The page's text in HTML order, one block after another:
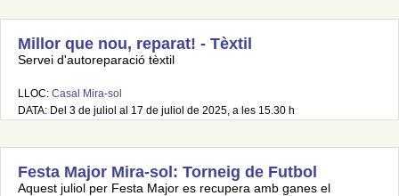
Millor que nou, reparat! - Tèxtil
Servei d'autoreparació tèxtil
LLOC: Casal Mira-sol
DATA: Del 3 de juliol al 17 de juliol de 2025, a les 15.30 h
Festa Major Mira-sol: Torneig de Futbol
Aquest juliol per Festa Major es recupera amb ganes el